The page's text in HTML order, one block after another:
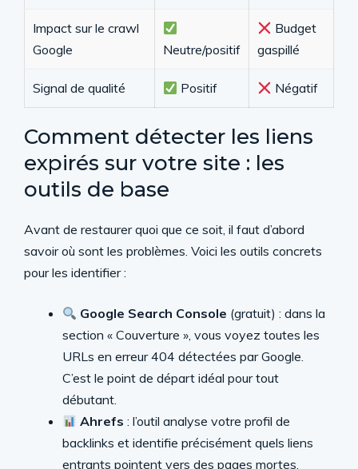
Impact sur le crawl
Google
Neutre/positif
Budget
gaspillé
Signal de qualité Positif Négatif
Comment détecter les liens
expirés sur votre site : les
outils de base
Avant de restaurer quoi que ce soit, il faut d’abord
savoir où sont les problèmes. Voici les outils concrets
pour les identifier :
Google Search Console (gratuit) : dans la
section « Couverture », vous voyez toutes les
URLs en erreur 404 détectées par Google.
C’est le point de départ idéal pour tout
débutant.
Ahrefs : l’outil analyse votre profil de
backlinks et identifie précisément quels liens
entrants pointent vers des pages mortes.